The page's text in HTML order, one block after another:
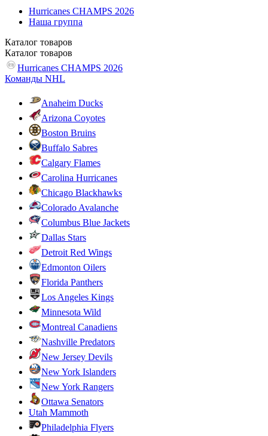
Hurricanes CHAMPS 2026
Наша группа
Каталог товаров
Каталог товаров
Hurricanes CHAMPS 2026
Команды NHL
Anaheim Ducks
Arizona Coyotes
Boston Bruins
Buffalo Sabres
Calgary Flames
Carolina Hurricanes
Chicago Blackhawks
Colorado Avalanche
Columbus Blue Jackets
Dallas Stars
Detroit Red Wings
Edmonton Oilers
Florida Panthers
Los Angeles Kings
Minnesota Wild
Montreal Canadiens
Nashville Predators
New Jersey Devils
New York Islanders
New York Rangers
Ottawa Senators
Utah Mammoth
Philadelphia Flyers